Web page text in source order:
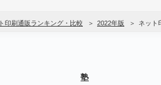
印刷通販ランキング・比較 2022年版 ネット
塾